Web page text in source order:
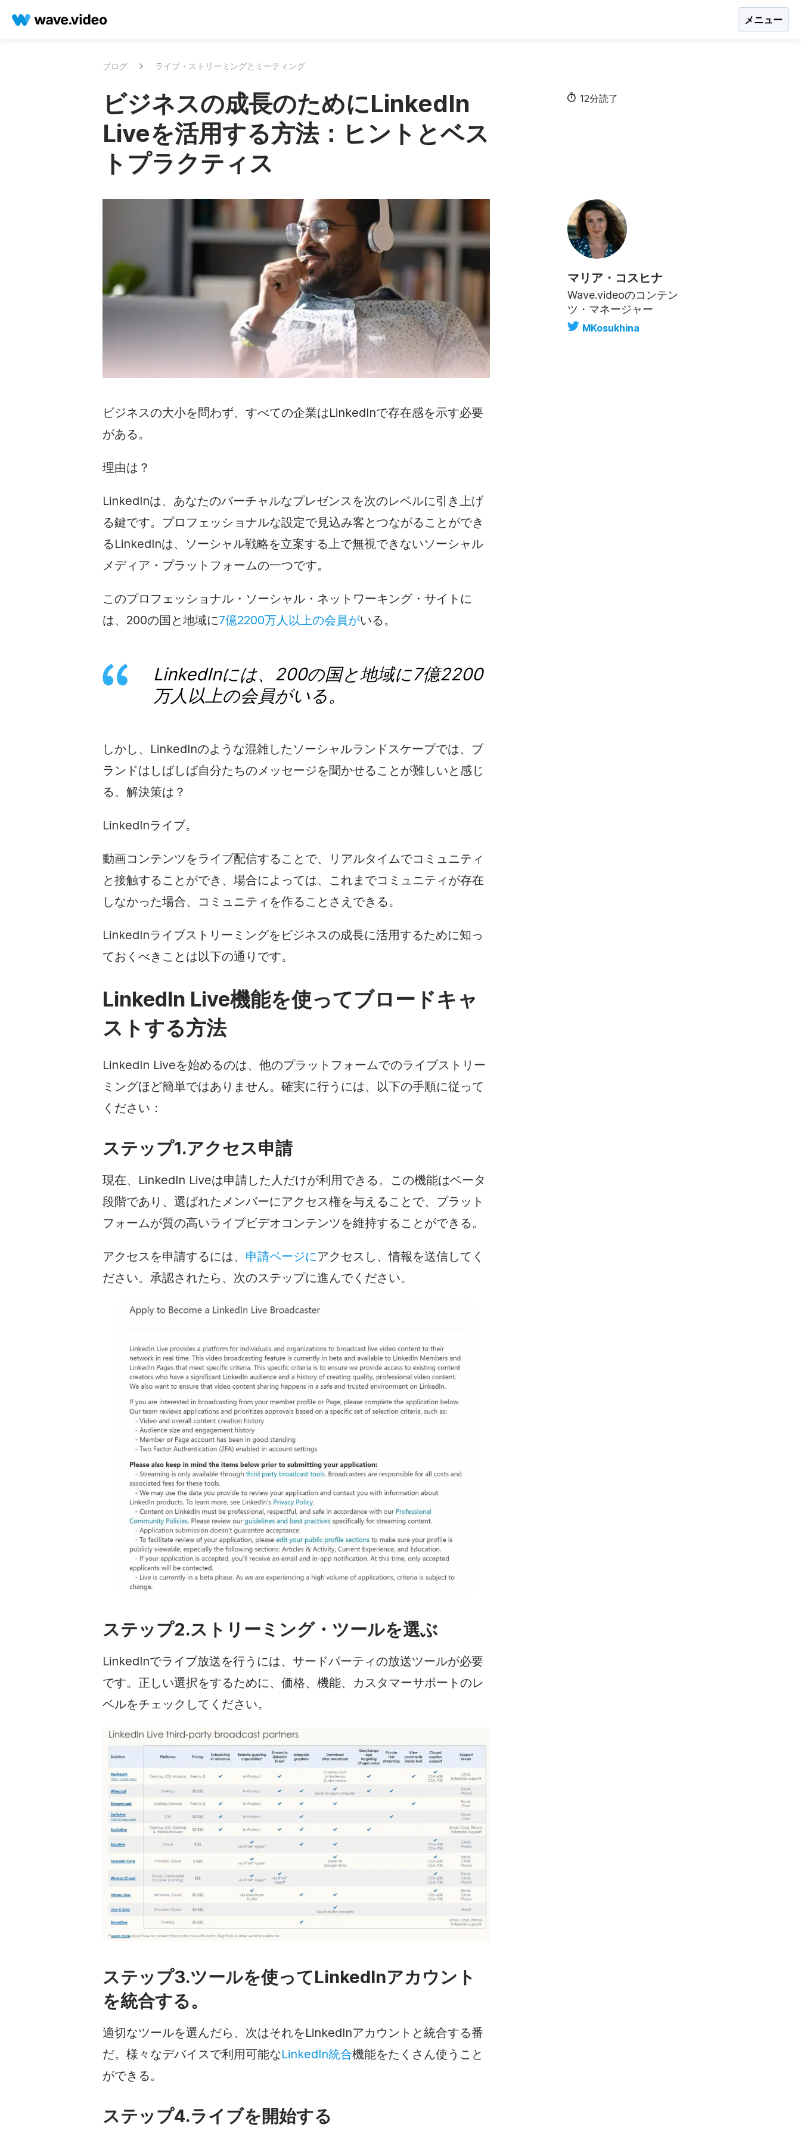
メニュー
ブログ ライブ・ストリーミングとミーティング
ビジネスの成長のためにLinkedIn
Liveを活用する方法：ヒントとベス
トプラクティス
12分読了
マリア・コスヒナ
Wave.videoのコンテン
ツ・マネージャー
MKosukhina
ビジネスの大小を問わず、すべての企業はLinkedInで存在感を示す必要
がある。
理由は？
LinkedInは、あなたのバーチャルなプレゼンスを次のレベルに引き上げ
る鍵です。プロフェッショナルな設定で見込み客とつながることができ
るLinkedInは、ソーシャル戦略を立案する上で無視できないソーシャル
メディア・プラットフォームの一つです。
このプロフェッショナル・ソーシャル・ネットワーキング・サイトに
は、200の国と地域に7億2200万人以上の会員がいる。
LinkedInには、200の国と地域に7億2200
万人以上の会員がいる。
しかし、LinkedInのような混雑したソーシャルランドスケープでは、ブ
ランドはしばしば自分たちのメッセージを聞かせることが難しいと感じ
る。解決策は？
LinkedInライブ。
動画コンテンツをライブ配信することで、リアルタイムでコミュニティ
と接触することができ、場合によっては、これまでコミュニティが存在
しなかった場合、コミュニティを作ることさえできる。
LinkedInライブストリーミングを ビジネスの成長に活用するために知っ
ておくべきことは以下の通りです。
LinkedIn Live機能を使ってブロードキャ
ストする方法
LinkedIn Liveを始めるのは、他のプラットフォームでのライブストリー
ミングほど簡単ではありません。確実に行うには、以下の手順に従って
ください：
ステップ1.アクセス申請
現在、LinkedIn Liveは申請した人だけが利用できる。この機能はベータ
段階であり、選ばれたメンバーにアクセス権を与えることで、プラット
フォームが質の高いライブビデオコンテンツを維持することができる。
アクセスを申請するには、 申請ページにアクセスし、情報を送信してく
ださい。承認されたら、次のステップに進んでください。
ステップ2.ストリーミング・ツールを選ぶ
LinkedInでライブ放送を行うには、サードパーティの放送ツールが必要
です。正しい選択をするために、価格、機能、 カスタマーサポートのレ
ベルをチェックしてください。
ステップ3.ツールを使ってLinkedInアカウント
を統合する。
適切なツールを選んだら、次はそれをLinkedInアカウントと統合する番
だ。様々なデバイスで利用可能なLinkedIn統合機能をたくさん使うこと
ができる。
ステップ4.ライブを開始する